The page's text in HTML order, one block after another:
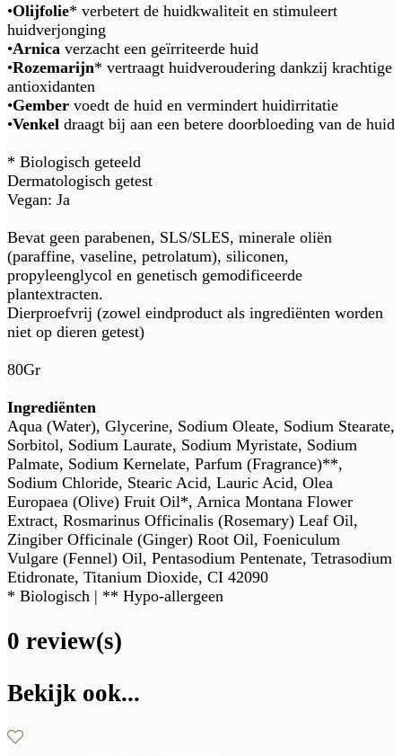
•Olijfolie* verbetert de huidkwaliteit en stimuleert
huidverjonging
•Arnica verzacht een geïrriteerde huid
•Rozemarijn* vertraagt huidveroudering dankzij krachtige
antioxidanten
•Gember voedt de huid en vermindert huidirritatie
•Venkel draagt bij aan een betere doorbloeding van de huid
* Biologisch geteeld
Dermatologisch getest
Vegan: Ja
Bevat geen parabenen, SLS/SLES, minerale oliën
(paraffine, vaseline, petrolatum), siliconen,
propyleenglycol en genetisch gemodificeerde
plantextracten.
Dierproefvrij (zowel eindproduct als ingrediënten worden
niet op dieren getest)
80Gr
Ingrediënten
Aqua (Water), Glycerine, Sodium Oleate, Sodium Stearate,
Sorbitol, Sodium Laurate, Sodium Myristate, Sodium
Palmate, Sodium Kernelate, Parfum (Fragrance)**,
Sodium Chloride, Stearic Acid, Lauric Acid, Olea
Europaea (Olive) Fruit Oil*, Arnica Montana Flower
Extract, Rosmarinus Officinalis (Rosemary) Leaf Oil,
Zingiber Officinale (Ginger) Root Oil, Foeniculum
Vulgare (Fennel) Oil, Pentasodium Pentenate, Tetrasodium
Etidronate, Titanium Dioxide, CI 42090
* Biologisch | ** Hypo-allergeen
0 review(s)
Bekijk ook...